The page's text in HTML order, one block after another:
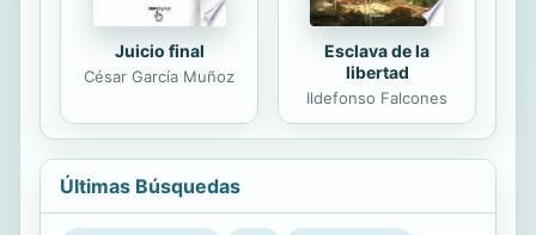
Juicio final
César García Muñoz
Esclava de la
libertad
Ildefonso Falcones
Últimas Búsquedas